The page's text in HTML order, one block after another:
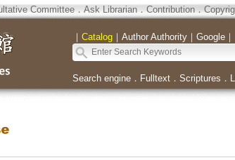
Committee．Ask Librarian．Contribution．
｜ Catalog｜ Author Authority｜ Google｜
Search engine． Fulltext． Scriptures ．